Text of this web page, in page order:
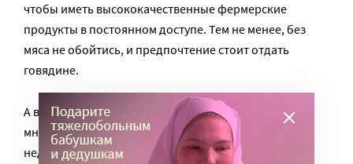
чтобы иметь высококачественные фермерские
продукты в постоянном доступе. Тем не менее, без
мяса не обойтись, и предпочтение стоит отдать
говядине.
А вот чтоопределенно вредно , так это
многочисленная продукция из мяса: колбасы,
недорогие ветчины, бекон, сосиски, гамбургеры,